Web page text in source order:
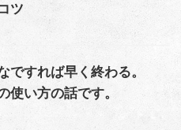
ツ
ですれば早く終わる。
使い方の話です。